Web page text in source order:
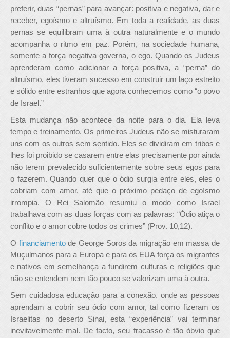
preferir, duas “pernas” para avançar: positiva e negativa, dar e
receber, egoísmo e altruísmo. Em toda a realidade, as duas
pernas se equilibram uma à outra naturalmente e o mundo
acompanha o ritmo em paz. Porém, na sociedade humana,
somente a força negativa governa, o ego. Quando os Judeus
aprenderam como adicionar a força positiva, a “perna” do
altruísmo, eles tiveram sucesso em construir um laço estreito
e sólido entre estranhos que agora conhecemos como “o povo
de Israel.”
Esta mudança não acontece da noite para o dia. Ela leva
tempo e treinamento. Os primeiros Judeus não se misturaram
uns com os outros sem sentido. Eles se dividiram em tribos e
lhes foi proibido se casarem entre elas precisamente por ainda
não terem prevalecido suficientemente sobre seus egos para
o fazerem. Quando quer que o ódio surgia entre eles, eles o
cobriam com amor, até que o próximo pedaço de egoísmo
irrompia. O Rei Salomão resumiu o modo como Israel
trabalhava com as duas forças com as palavras: “Ódio atiça o
conflito e o amor cobre todos os crimes” (Prov. 10,12).
O financiamentode George Soros da migração em massa de
Muçulmanos para a Europa e para os EUA força os migrantes
e nativos em semelhança a fundirem culturas e religiões que
não se entendem nem tão pouco se valorizam uma à outra.
Sem cuidadosa educação para a conexão, onde as pessoas
aprendam a cobrir seu ódio com amor, tal como fizeram os
Israelitas no deserto Sinai, esta “experiência” vai terminar
inevitavelmente mal. De facto, seu fracasso é tão óbvio que